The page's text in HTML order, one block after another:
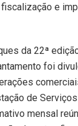
e
da 22ª
foi
de
mensal